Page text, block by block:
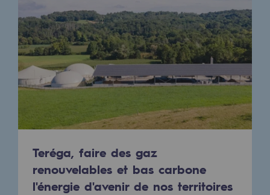
Raccordement au réseau de gaz
Stockage de gaz
Stockage de gaz
Savoir-faire
Infrastructures historiques
Biométhane
Biométhane
Teréga, faire des gaz
renouvelables et bas carbone
l'énergie d'avenir de nos territoires